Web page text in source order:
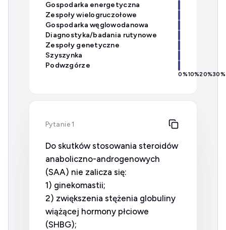
Gospodarka energetyczna
Zespoły wielogruczołowe
Gospodarka węglowodanowa
Diagnostyka/badania rutynowe
Zespoły genetyczne
Szyszynka
Podwzgórze
0%10%20%30%
Pytanie 1
Do skutków stosowania steroidów
anaboliczno-androgenowych
(SAA) nie zalicza się:
1) ginekomastii;
2) zwiększenia stężenia globuliny
wiążącej hormony płciowe
(SHBG);